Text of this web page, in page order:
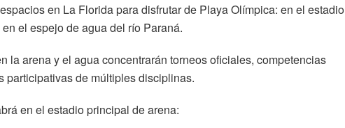
en La Florida para disfrutar de Playa Olímpica: en el estadio
el espejo de agua del río Paraná.
la arena y el agua concentrarán torneos oficiales, competencias
participativas de múltiples disciplinas.
en el estadio principal de arena: